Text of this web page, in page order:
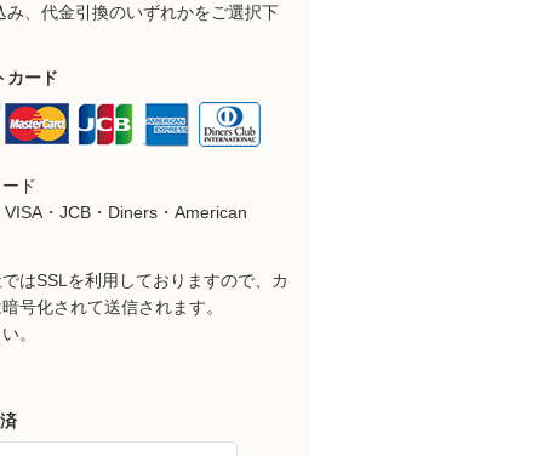
み、代金引換のいずれかをご選択下
カード
ド
VISA・JCB・Diners・American
はSSLを利用しておりますので、カ
号化されて送信されます。
。